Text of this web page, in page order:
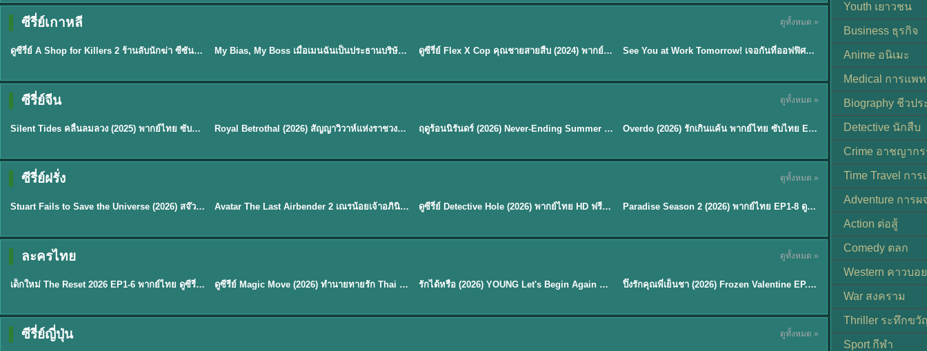
ซีรี่ย์เกาหลี ดูทั้งหมด »
★8 EP.16
พากย์ไทย
ดูซีรี่ย์ A Shop for Killers 2 ร้านลับนักฆ่า ซีซัน 2 (2026) ซับไทย-พากย์ไทย My Bias, My Boss เมื่อเมนฉันเป็นประธานบริษัท (2026) พากย์ไทย ซับไทย EP.1-12 ★8 EP.16ดูซีรี่ย์ Flex X Cop คุณชายสายสืบ (2024) พากย์ไทย-ซับไทย EP.1-16 (จบ) ★9 EP.8See You at Work Tomorrow! เจอกันที่ออฟฟิศพรุ่งนี้นะ พากย์ไทย
ซีรี่ย์จีน ดูทั้งหมด »
★9.5
พากย์ไทย
Silent Tides คลื่นลมลวง (2025) พากย์ไทย ซับไทย EP.1-31 ★9 Royal Betrothal (2026) สัญญาวิวาห์แห่งราชวงศ์ พากย์ไทย ซับไทย EP1-32 ★8.8 ฤดูร้อนนิรันดร์ (2026) Never-Ending Summer พากย์ไทย EP.1-29 Overdo (2026) รักเกินแค้น พากย์ไทย ซับไทย EP1-33 (จบ)
ซีรี่ย์ฝรั่ง ดูทั้งหมด »
★8.8 EP.2
พากย์ไทย
Stuart Fails to Save the Universe (2026) สจ๊วตล่มแผนกู้จักรวาล พากย์ไทย EP1-10 ★7.8 EP.7Avatar The Last Airbender 2 เณรน้อยเจ้าอภินิหาร พากย์ไทย EP.9ดูซีรี่ย์ Detective Hole (2026) พากย์ไทย HD ฟรี อัปเดตล่าสุด Netflix EP.8Paradise Season 2 (2026) พากย์ไทย EP1-8 ดูซีรี่ย์ฝรั่ง HD ครบทุกตอน
ละครไทย ดูทั้งหมด »
★ 8 EP.6
พากย์ไทย
เด็กใหม่ The Reset 2026 EP1-6 พากย์ไทย ดูซีรี่ย์ Netflix ล่าสุด HD ดูซีรีย์ Magic Move (2026) ทำนายทายรัก Thai EP.1-10 HD รักได้หรือ (2026) YOUNG Let's Begin Again พากย์ไทย EP.1-19 ★8 ปิ๊งรักคุณพี่เย็นชา (2026) Frozen Valentine EP.1-10 (จบ)
ซีรี่ย์ญี่ปุ่น ดูทั้งหมด »
พากย์ไทย
Youth เยาวชน
Business ธุรกิจ
Anime อนิเมะ
Medical การแพ
Biography ชีวปร
Detective นักสืบ
Crime อาชญาก
Time Travel กา
Adventure การ
Action ต่อสู้
Comedy ตลก
Western คาวบอ
War สงคราม
Thriller ระทึกขวั
Sport กีฬา